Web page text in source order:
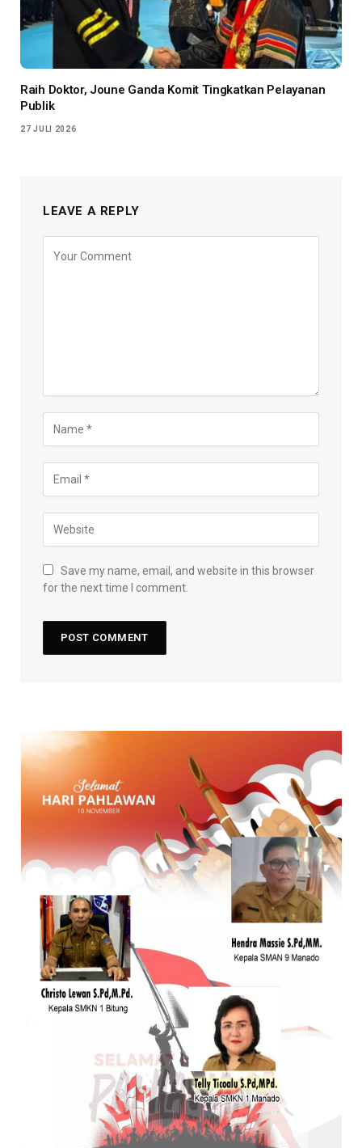
Raih Doktor, Joune Ganda Komit Tingkatkan Pelayanan
Publik
27 JULI 2026
LEAVE A REPLY
Save my name, email, and website in this browser
for the next time I comment.